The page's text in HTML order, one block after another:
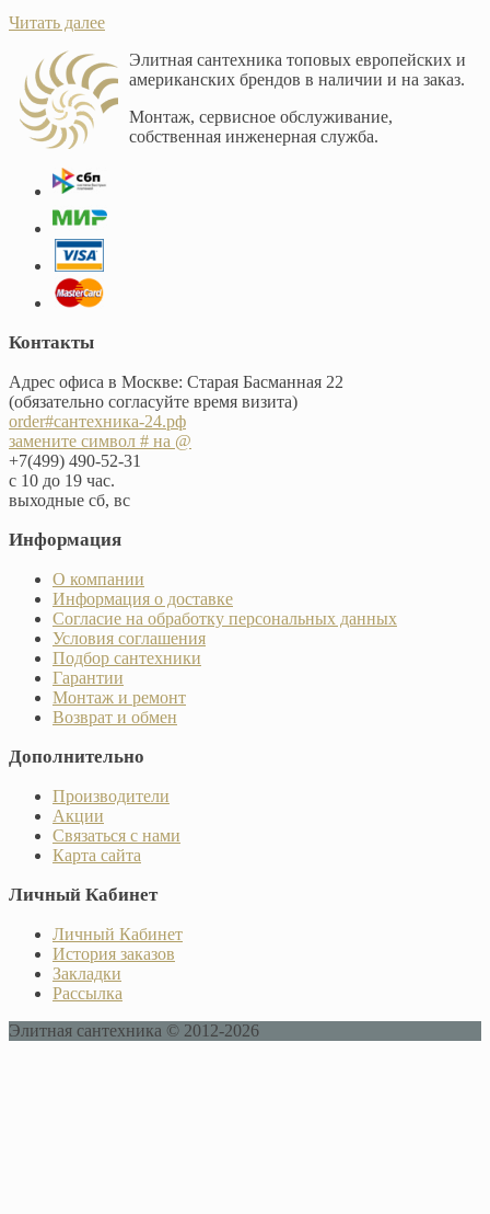
Читать далее
Элитная сантехника топовых европейских и
американских брендов в наличии и на заказ.
Монтаж, сервисное обслуживание,
собственная инженерная служба.
Контакты
Адрес офиса в Москве: Старая Басманная 22
(обязательно согласуйте время визита)
order#сантехника-24.рф
замените символ # на @
+7(499) 490-52-31
с 10 до 19 час.
выходные сб, вс
Информация
О компании
Информация о доставке
Согласие на обработку персональных данных
Условия соглашения
Подбор сантехники
Гарантии
Монтаж и ремонт
Возврат и обмен
Дополнительно
Производители
Акции
Связаться с нами
Карта сайта
Личный Кабинет
Личный Кабинет
История заказов
Закладки
Рассылка
Элитная сантехника © 2012-2026